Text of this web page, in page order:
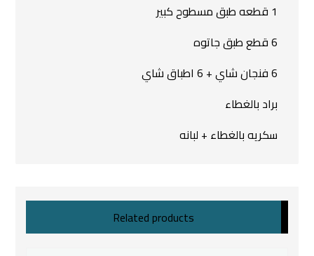
1 قطعه طبق مسطوح كبير
6 قطع طبق جاتوه
6 فنجان شاي + 6 اطباق شاي
براد بالغطاء
سكريه بالغطاء + لبانه
Related products